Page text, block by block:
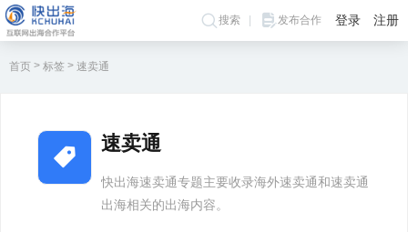
搜索 发布合作 登录 注册
首页 > 标签 > 速卖通
速卖通
快出海速卖通专题主要收录海外速卖通和速卖通
出海相关的出海内容。